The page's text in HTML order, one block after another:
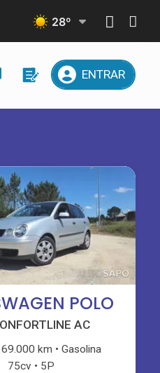
28º
ENTRAR
POLO
AC
km
Gasolina
75cv
5P